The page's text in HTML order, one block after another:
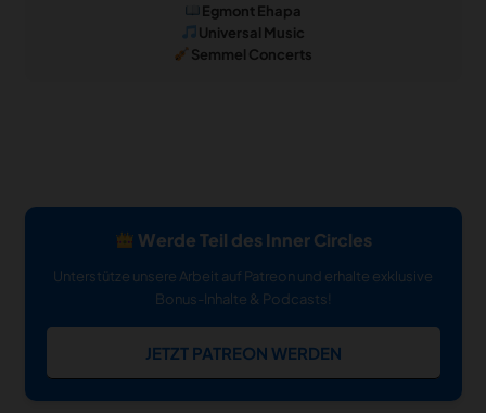
Egmont Ehapa
Universal Music
Semmel Concerts
Werde Teil des Inner Circles
Unterstütze unsere Arbeit auf Patreon und erhalte exklusive
Bonus-Inhalte & Podcasts!
JETZT PATREON WERDEN